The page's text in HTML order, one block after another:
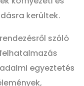
kerültek.
szóló
egyeztetés